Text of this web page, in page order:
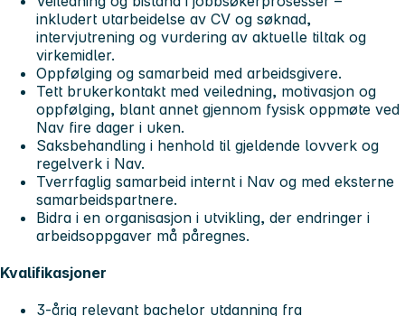
inkludert utarbeidelse av CV og søknad,
intervjutrening og vurdering av aktuelle tiltak og
virkemidler.
Oppfølging og samarbeid med arbeidsgivere.
Tett brukerkontakt med veiledning, motivasjon og
oppfølging, blant annet gjennom fysisk oppmøte ved
Nav fire dager i uken.
Saksbehandling i henhold til gjeldende lovverk og
regelverk i Nav.
Tverrfaglig samarbeid internt i Nav og med eksterne
samarbeidspartnere.
Bidra i en organisasjon i utvikling, der endringer i
arbeidsoppgaver må påregnes.
Kvalifikasjoner
3-årig relevant bachelor utdanning fra